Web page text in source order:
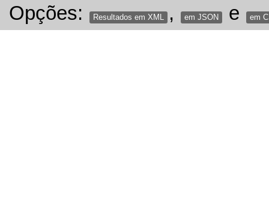
Opções: Resultados em XML , em JSON e em